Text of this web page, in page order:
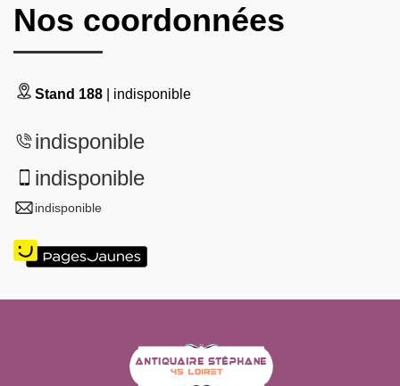
Nos coordonnées
Stand 188 | indisponible
indisponible
indisponible
indisponible